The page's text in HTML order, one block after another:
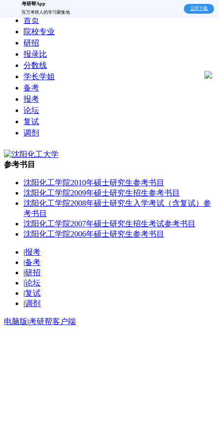
考研帮App
百万考研人的学习聚集地
立即下载
首页
院校专业
研招
报录比
分数线
学长学姐
备考
报考
论坛
复试
调剂
参考书目
沈阳化工学院2010年硕士研究生参考书目
沈阳化工学院2009年硕士研究生招生参考书目
沈阳化工学院2008年硕士研究生入学考试（含复试）参
考书目
沈阳化工学院2007年硕士研究生招生考试参考书目
沈阳化工学院2006年硕士研究生参考书目
|报考
|备考
|研招
|论坛
|复试
|调剂
电脑版|考研帮客户端